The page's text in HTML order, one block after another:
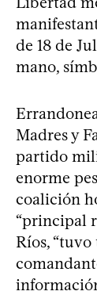
de 18 de
mano,
Madres y
partido
enorme
coalición
“principal
Ríos,